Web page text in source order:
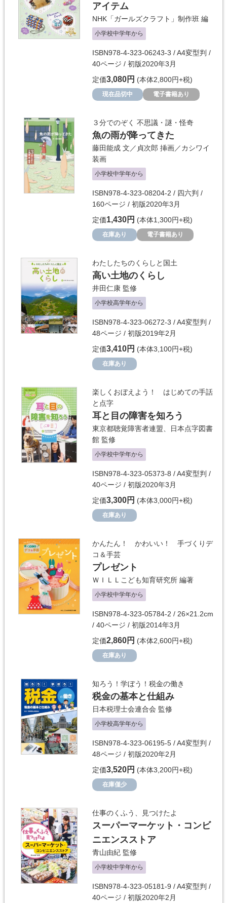
アイテム
NHK「ガールズクラフト」制作班 編
小学校中学年から
ISBN978-4-323-06243-3 / A4変型判 /
40ページ / 初版2020年3月
定価3,080円 (本体2,800円+税)
現在品切中 電子書籍あり
３分でのぞく 不思議・謎・怪奇
魚の雨が降ってきた
藤田能成 文／ 貞次郎 挿画／カシワイ
装画
小学校中学年から
ISBN978-4-323-08204-2 / 四六判 /
160ページ / 初版2020年3月
定価1,430円 (本体1,300円+税)
在庫あり 電子書籍あり
わたしたちのくらしと国土
高い土地のくらし
井田仁康 監修
小学校高学年から
ISBN978-4-323-06272-3 / A4変型判 /
48ページ / 初版2019年2月
定価3,410円 (本体3,100円+税)
在庫あり
楽しくおぼえよう！ はじめての手話
と点字
耳と目の障害を知ろう
東京都聴覚障害者連盟、日本点字図書
館 監修
小学校中学年から
ISBN978-4-323-05373-8 / A4変型判 /
40ページ / 初版2020年3月
定価3,300円 (本体3,000円+税)
在庫あり
かんたん！ かわいい！ 手づくりデ
コ＆手芸
プレゼント
ＷＩＬＬこども知育研究所 編著
小学校中学年から
ISBN978-4-323-05784-2 / 26×21.2cm
/ 40ページ / 初版2014年3月
定価2,860円 (本体2,600円+税)
在庫あり
知ろう！学ぼう！税金の働き
税金の基本と仕組み
日本税理士会連合会 監修
小学校高学年から
ISBN978-4-323-06195-5 / A4変型判 /
48ページ / 初版2020年2月
定価3,520円 (本体3,200円+税)
在庫僅少
仕事のくふう、見つけたよ
スーパーマーケット・コンビ
ニエンスストア
青山由紀 監修
小学校中学年から
ISBN978-4-323-05181-9 / A4変型判 /
40ページ / 初版2020年2月